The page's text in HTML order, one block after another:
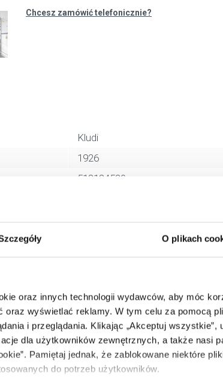
O plikach
oraz innych technologii wydawców, aby móc
oraz wyświetlać reklamy. W tym celu za pomocą
i przeglądania. Klikając „Akceptuj wszystkie”,
dla użytkowników zewnętrznych, a także nasi
Pamiętaj jednak, że zablokowane niektóre
do potrzeb użytkowników.
Chcesz zamówić telefonicznie?
Kludi
1926
518184520
11 x 7 x 20 cm
Zobacz